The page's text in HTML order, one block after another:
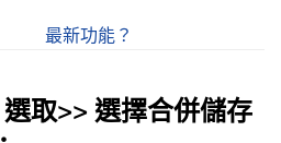
最新功能？
選取>> 選擇合併儲存